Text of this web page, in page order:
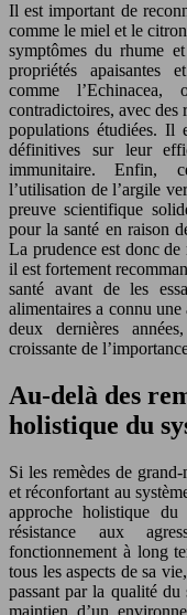
Il est important de
comme le miel et le
symptômes du rhume
propriétés apaisantes
comme l’Echinacea,
contradictoires, avec des
populations étudiées. Il
définitives sur leur
immunitaire. Enfin,
l’utilisation de l’argile
preuve scientifique
pour la santé en raison
La prudence est donc de
il est fortement
santé avant de les
alimentaires a connu
deux dernières
croissante de
Au-delà des
holistique du
Si les remèdes de
et réconfortant au
approche holistique du
résistance aux
fonctionnement à long
tous les aspects de sa
passant par la qualité
maintien d’un